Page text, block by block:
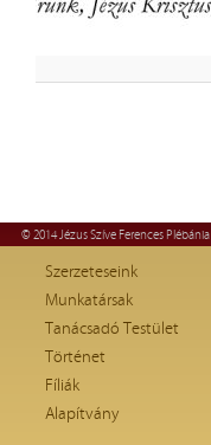
© 2014 Jézus Szíve Ferences Plébánia
Szerzeteseink
Munkatársak
Tanácsadó Testület
Történet
Fíliák
Alapítvány